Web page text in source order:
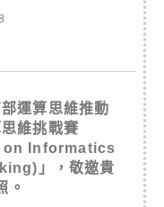
運算思維推動
維挑戰賽
Informatics
」，敬邀貴
。